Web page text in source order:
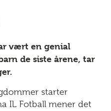
vært en genial
de siste årene, tar
starter
IL Fotball mener det